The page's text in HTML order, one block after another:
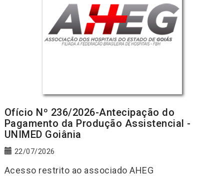
Ofício Nº 236/2026-Antecipação do
Pagamento da Produção Assistencial -
UNIMED Goiânia
22/07/2026
Acesso restrito ao associado AHEG